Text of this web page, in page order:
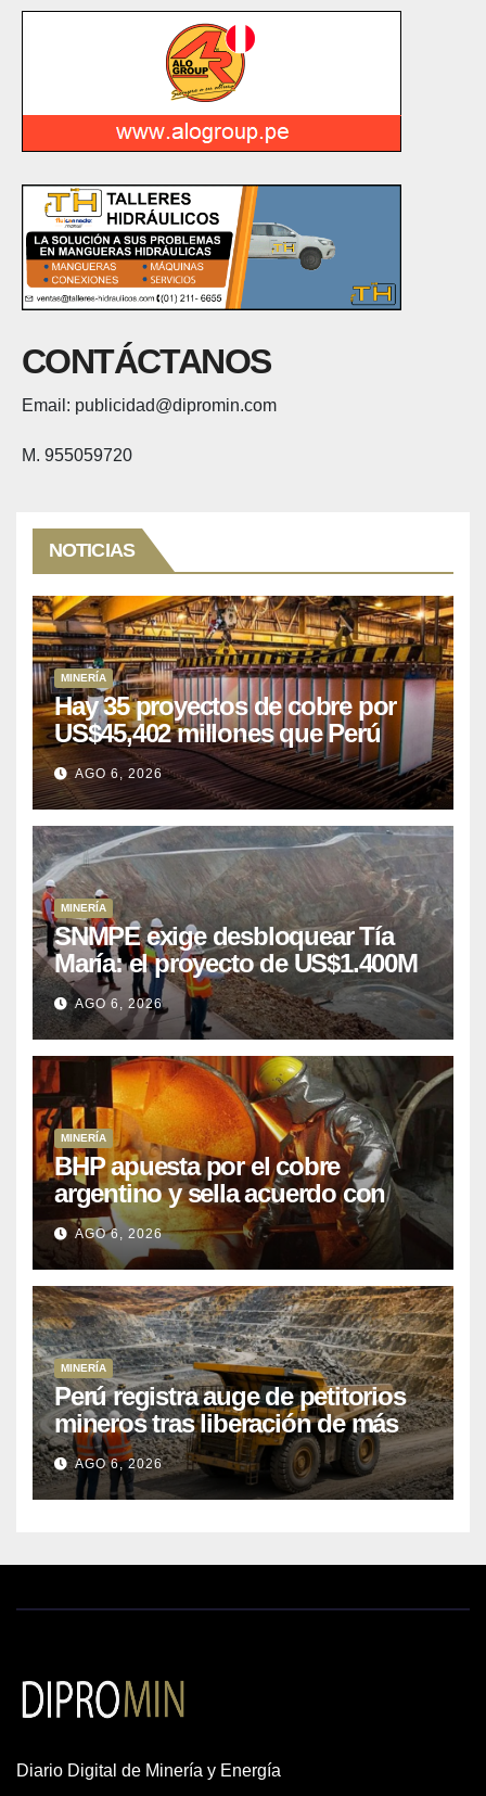
CONTÁCTANOS
Email: publicidad@dipromin.com
M. 955059720
NOTICIAS
MINERÍA
Hay 35 proyectos de cobre por
US$45,402 millones que Perú
puede aprovechar
AGO 6, 2026
MINERÍA
SNMPE exige desbloquear Tía
María: el proyecto de US$1.400M
que Perú lleva 15 años
posponiendo
AGO 6, 2026
MINERÍA
BHP apuesta por el cobre
argentino y sella acuerdo con
Kobrea para siete proyecto
AGO 6, 2026
MINERÍA
Perú registra auge de petitorios
mineros tras liberación de más
de mil concesiones para explorar
cobre y oro
AGO 6, 2026
Diario Digital de Minería y Energía